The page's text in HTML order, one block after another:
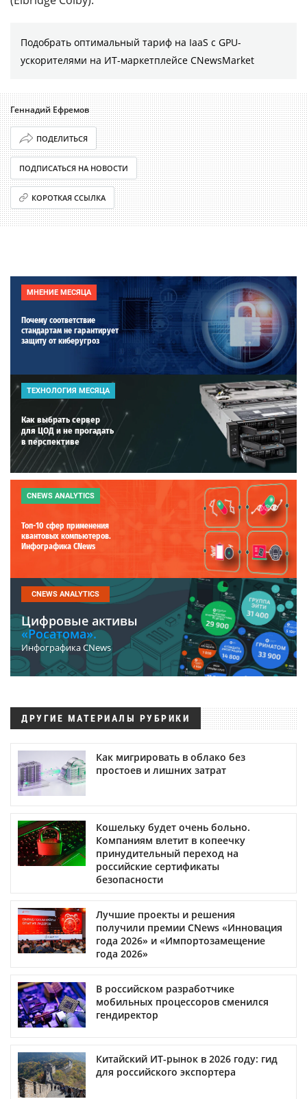
Подобрать оптимальный тариф на IaaS с GPU-
ускорителями на ИТ-маркетплейсе CNewsMarket
Геннадий Ефремов
ПОДЕЛИТЬСЯ
ПОДПИСАТЬСЯ НА НОВОСТИ
КОРОТКАЯ ССЫЛКА
МНЕНИЕ МЕСЯЦА
Почему соответствие
стандартам не гарантирует
защиту от киберугроз
ТЕХНОЛОГИЯ МЕСЯЦА
Как выбрать сервер
для ЦОД и не прогадать
в перспективе
CNEWS ANALYTICS
Топ-10 сфер применения
квантовых компьютеров.
Инфографика CNews
CNEWS ANALYTICS
Цифровые активы
«Росатома».
Инфографика CNews
ДРУГИЕ МАТЕРИАЛЫ РУБРИКИ
Как мигрировать в облако без
простоев и лишних затрат
Кошельку будет очень больно.
Компаниям влетит в копеечку
принудительный переход на
российские сертификаты
безопасности
Лучшие проекты и решения
получили премии CNews «Инновация
года 2026» и «Импортозамещение
года 2026»
В российском разработчике
мобильных процессоров сменился
гендиректор
Китайский ИТ-рынок в 2026 году: гид
для российского экспортера